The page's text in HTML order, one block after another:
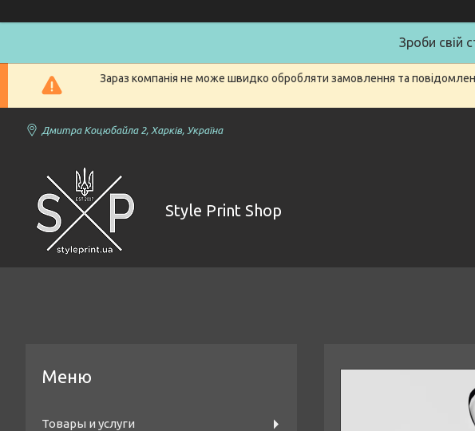
Зроби свій
Зараз компанія не може швидко обробляти замовлення та
Дмитра Коцюбайла 2, Харків, Україна
Style Print Shop
Товары и услуги